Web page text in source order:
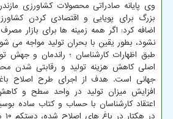
وی پایانه صادراتی محصولات کشاورزی
بزرگ برای پویایی و اقتصادی کردن
اضافه کرد: اگر همه زمینه ها برای بازار
نشود، بطور یقین با بحران تولید مواجه می
طبق اظهارات کارشناسان ؛ راندمان و جهش
اصلی کاهش هزینه تولید و رقابتی شدن
جهانی است. هدف از اجرای طرح اصلاح
افزایش میزان تولید در واحد سطح و
اعتقاد کارشناسان با حساب و کتاب ساده
در